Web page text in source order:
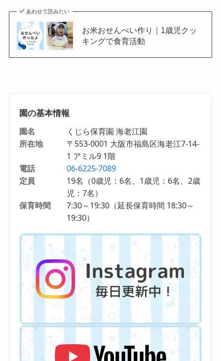
あわせて読みたい
お米おせんべい作り｜1歳児クッ
キングで食育活動
園の基本情報
園名
くじら保育園 海老江園
所在地
〒553-0001 大阪市福島区海老江7-14-
1 アミル9 1階
電話
06-6225-7089
定員
19名（0歳児：6名、1歳児：6名、2歳
児：7名）
保育時間
7:30～19:30（延長保育時間 18:30～
19:30）